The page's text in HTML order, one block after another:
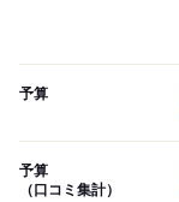
予算
予算
（口コミ集計）